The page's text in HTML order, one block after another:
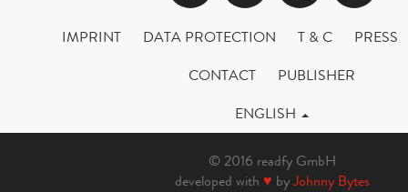
IMPRINT DATA PROTECTION T & C
PRESS
CONTACT
PUBLISHER
ENGLISH
© 2016 readfy GmbH
developed with ♥ byJohnny Bytes